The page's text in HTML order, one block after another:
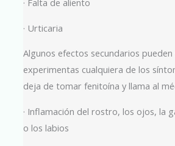
· Falta de aliento
· Urticaria
Algunos efectos secundarios pueden
experimentas cualquiera de los
deja de tomar fenitoína y llama al
· Inflamación del rostro, los ojos, la
o los labios